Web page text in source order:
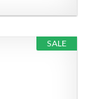
SALE